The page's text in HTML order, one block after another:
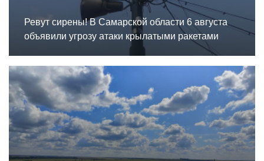
Ревут сирены! В Самарской области 6 августа
объявили угрозу атаки крылатыми ракетами